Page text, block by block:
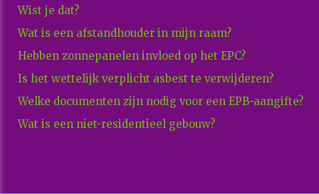
Wist je dat?
Wat is een afstandhouder in mijn raam?
Hebben zonnepanelen invloed op het EPC?
Is het wettelijk verplicht asbest te verwijderen?
Welke documenten zijn nodig voor een EPB-aangifte?
Wat is een niet-residentieel gebouw?